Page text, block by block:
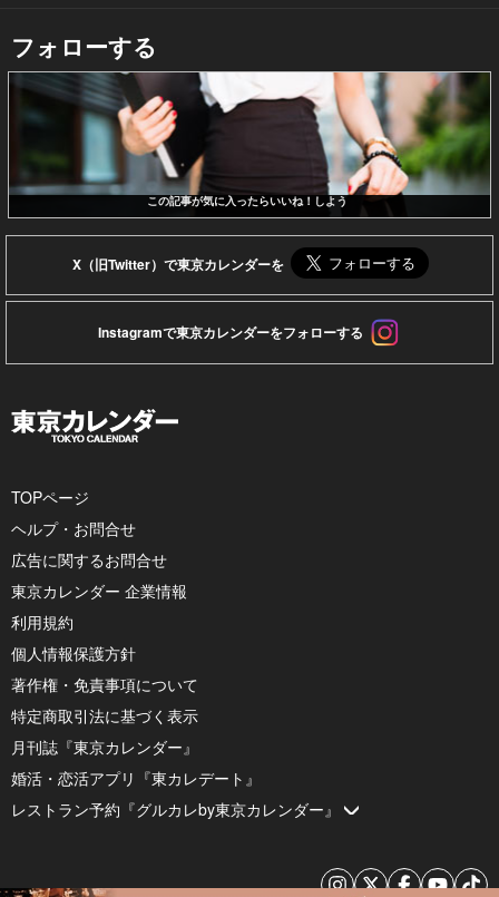
フォローする
この記事が気に入ったらいいね！しよう
X（旧Twitter）で東京カレンダーを
Instagramで東京カレンダーをフォローする
TOPページ
ヘルプ・お問合せ
広告に関するお問合せ
東京カレンダー 企業情報
利用規約
個人情報保護方針
著作権・免責事項について
特定商取引法に基づく表示
月刊誌『東京カレンダー』
婚活・恋活アプリ『東カレデート』
レストラン予約『グルカレby東京カレンダー』